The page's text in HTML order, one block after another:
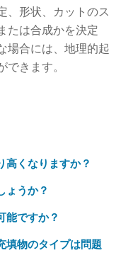
、形状、カットのス
たは合成かを決定
場合には、地理的起
できます。
高くなりますか？
ょうか？
能ですか？
填物のタイプは問題